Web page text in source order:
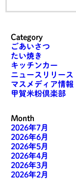
Category
ごあいさつ
たい焼き
キッチンカー
ニュースリリース
マスメディア情報
甲賀米粉倶楽部
Month
2026年7月
2026年6月
2026年5月
2026年4月
2026年3月
2026年2月